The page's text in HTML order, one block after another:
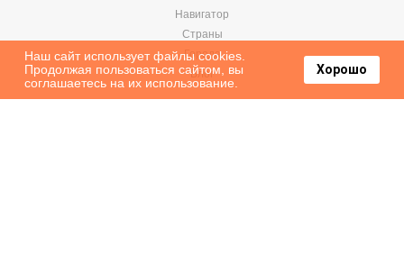
Навигатор
Страны
Города
Блог
Наш сайт использует файлы cookies.
Продолжая пользоваться сайтом, вы
соглашаетесь на их использование.
Хорошо